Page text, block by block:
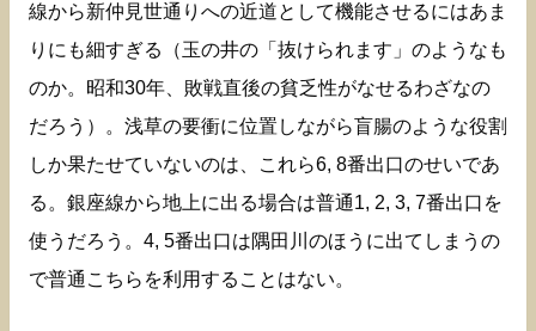
線から新仲見世通りへの近道として機能させるにはあま
りにも細すぎる（玉の井の「抜けられます」のようなも
のか。昭和30年、敗戦直後の貧乏性がなせるわざなの
だろう）。浅草の要衝に位置しながら盲腸のような役割
しか果たせていないのは、これら6, 8番出口のせいであ
る。銀座線から地上に出る場合は普通1, 2, 3, 7番出口を
使うだろう。4, 5番出口は隅田川のほうに出てしまうの
で普通こちらを利用することはない。